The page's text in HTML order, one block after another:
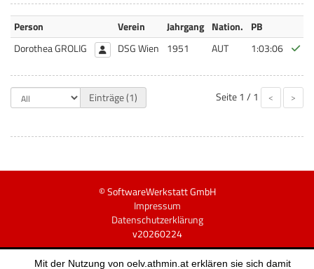
Person Verein Jahrgang Nation.
PB
Dorothea GROLIG
DSG Wien 1951 AUT 1:03:06
Einträge (1) Seite1 / 1 < >
© SoftwareWerkstatt GmbH
Impressum
Datenschutzerklärung
v20260224
Mit der Nutzung von oelv.athmin.at erklären sie sich damit